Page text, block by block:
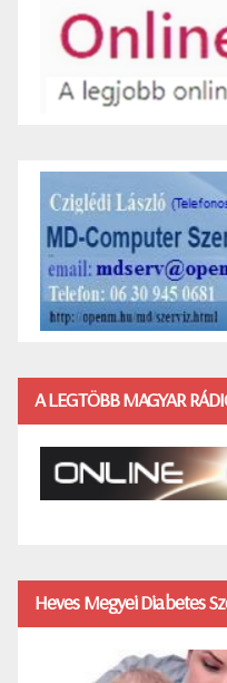
A LEGTÖBB MAGYAR
Heves Megyei Diabetes